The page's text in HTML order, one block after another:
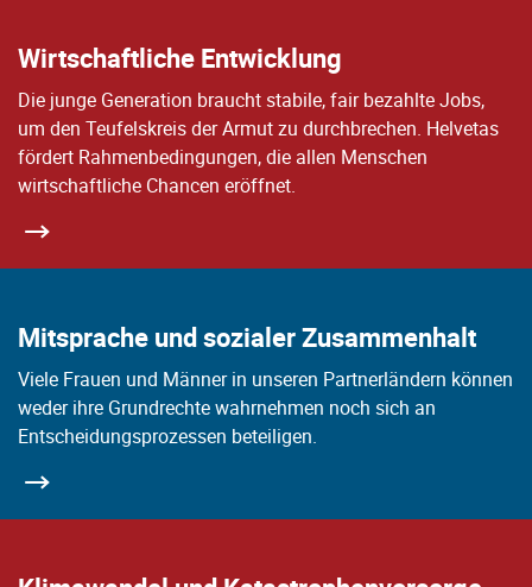
Wirtschaftliche Entwicklung
Die junge Generation braucht stabile, fair bezahlte Jobs,
um den Teufelskreis der Armut zu durchbrechen. Helvetas
fördert Rahmenbedingungen, die allen Menschen
wirtschaftliche Chancen eröffnet.
Mitsprache und sozialer Zusammenhalt
Viele Frauen und Männer in unseren Partnerländern können
weder ihre Grundrechte wahrnehmen noch sich an
Entscheidungsprozessen beteiligen.